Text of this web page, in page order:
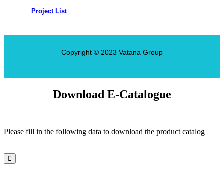
Project List
Copyright © 2023 Vatana Group
Download E-Catalogue
Please fill in the following data to download the product catalog